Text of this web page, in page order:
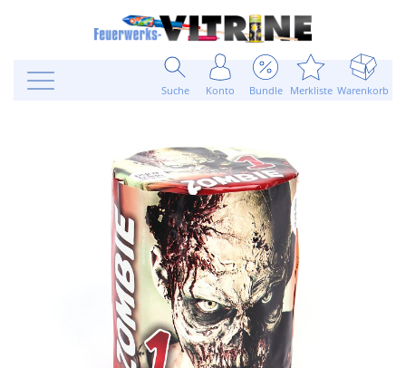
Suche Konto Bundle Merkliste Warenkorb